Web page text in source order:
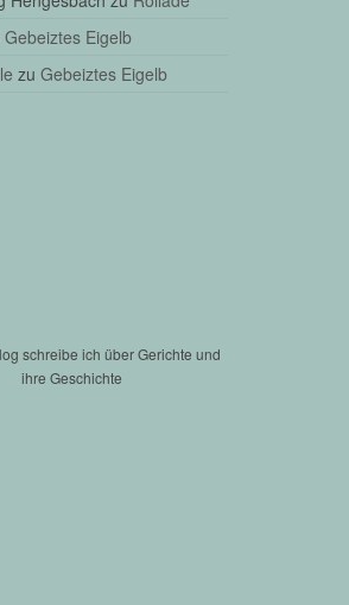
Gebeiztes Eigelb
zu Gebeiztes Eigelb
schreibe ich über Gerichte und
ihre Geschichte